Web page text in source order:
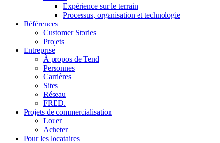
Expérience sur le terrain
Processus, organisation et technologie
Références
Customer Stories
Projets
Entreprise
À propos de Tend
Personnes
Carrières
Sites
Réseau
FRED.
Projets de commercialisation
Louer
Acheter
Pour les locataires